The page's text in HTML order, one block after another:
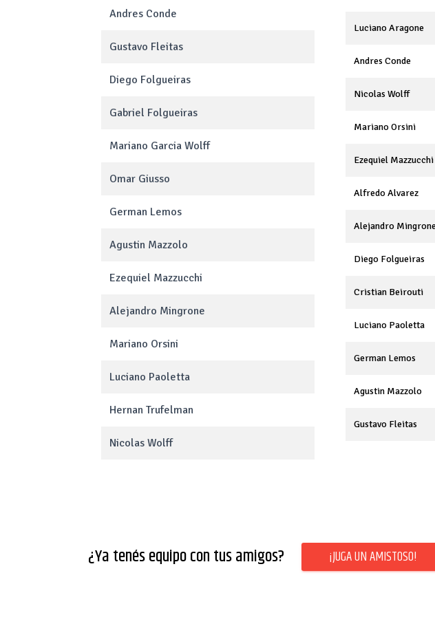
Andres Conde
Gustavo Fleitas
Diego Folgueiras
Gabriel Folgueiras
Mariano Garcia Wolff
Omar Giusso
German Lemos
Agustin Mazzolo
Ezequiel Mazzucchi
Alejandro Mingrone
Mariano Orsini
Luciano Paoletta
Hernan Trufelman
Nicolas Wolff
Luciano Aragone
Andres Conde
Nicolas Wolff
Mariano Orsini
Ezequiel Mazzucchi
Alfredo Alvarez
Alejandro
Diego Folgueiras
Cristian Beirouti
Luciano Paoletta
German Lemos
Agustin Mazzolo
Gustavo Fleitas
¿Ya tenés equipo con tus amigos? ¡JUGA UN AMISTOSO!